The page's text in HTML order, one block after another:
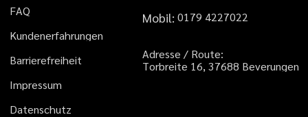
FAQ
Kundenerfahrungen
Barrierefreiheit
Impressum
Datenschutz
Mobil: 01 79 4227022
Adresse / Route:
Torbreite 16, 37688 Beverungen